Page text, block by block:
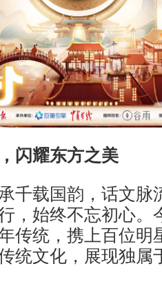
闪耀东方之美
载国韵，话文脉
，始终不忘初心。
传统，携上百位明
统文化，展现独属